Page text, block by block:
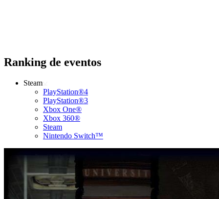
Ranking de eventos
Steam
PlayStation®4
PlayStation®3
Xbox One®
Xbox 360®
Steam
Nintendo Switch™